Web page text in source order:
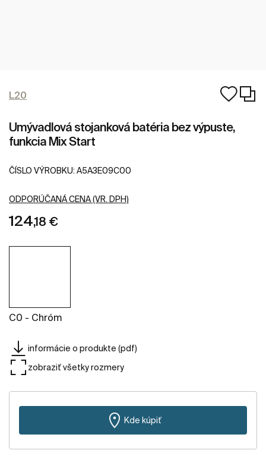
L20
Umývadlová stojanková batéria bez výpuste,
funkcia Mix Start
ČÍSLO VÝROBKU: A5A3E09C00
ODPORÚČANÁ CENA (VR. DPH)
124,18 €
C0 - Chróm
informácie o produkte (pdf)
zobraziť všetky rozmery
Kde kúpiť